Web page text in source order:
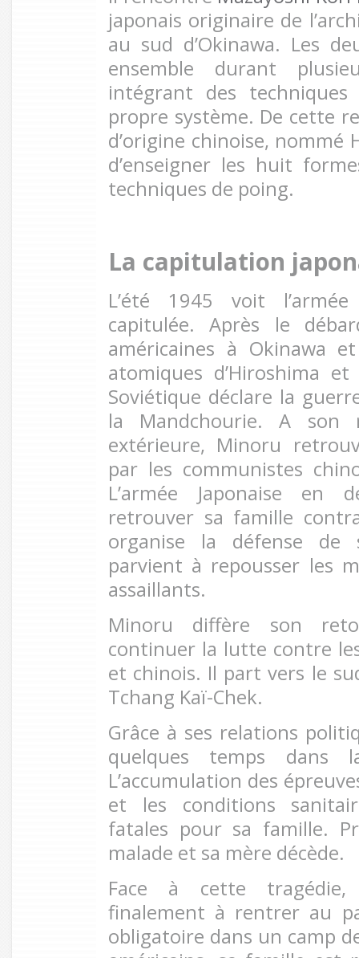
japonais originaire de
au sud d’Okinawa. Les
ensemble durant
intégrant des
propre système. De cette
d’origine chinoise, nommé
d’enseigner les huit
techniques de poing.
La capitulation
L’été 1945 voit
capitulée. Après le
américaines à Okinawa
atomiques d’Hiroshima et
Soviétique déclare la
la Mandchourie. A son
extérieure, Minoru
par les communistes
L’armée Japonaise
retrouver sa famille
organise la défense de
parvient à repousser les
assaillants.
Minoru diffère son
continuer la lutte contre
et chinois. Il part vers le
Tchang Kaï-Chek.
Grâce à ses relations
quelques temps dans
L’accumulation des
et les conditions
fatales pour sa famille.
malade et sa mère décède.
Face à cette
finalement à rentrer au
obligatoire dans un camp